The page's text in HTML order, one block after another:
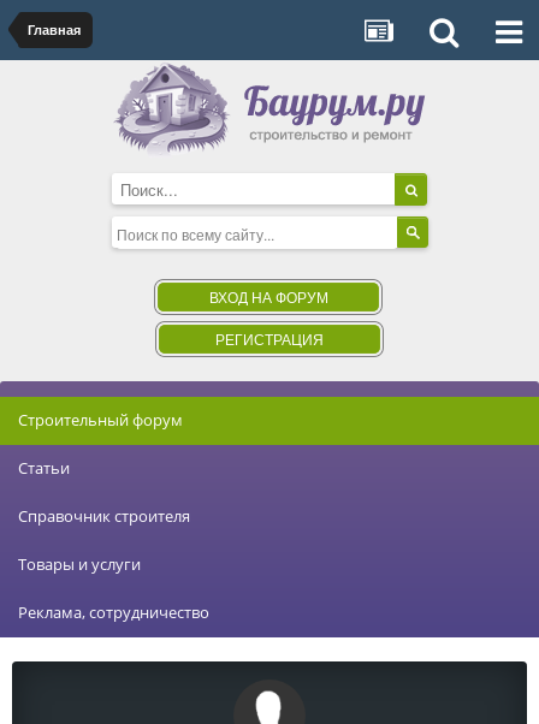
Главная
ВХОД НА ФОРУМ
РЕГИСТРАЦИЯ
Строительный форум
Статьи
Справочник строителя
Товары и услуги
Реклама, сотрудничество